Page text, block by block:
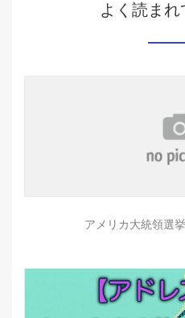
よく読ま
アメリカ大統領選